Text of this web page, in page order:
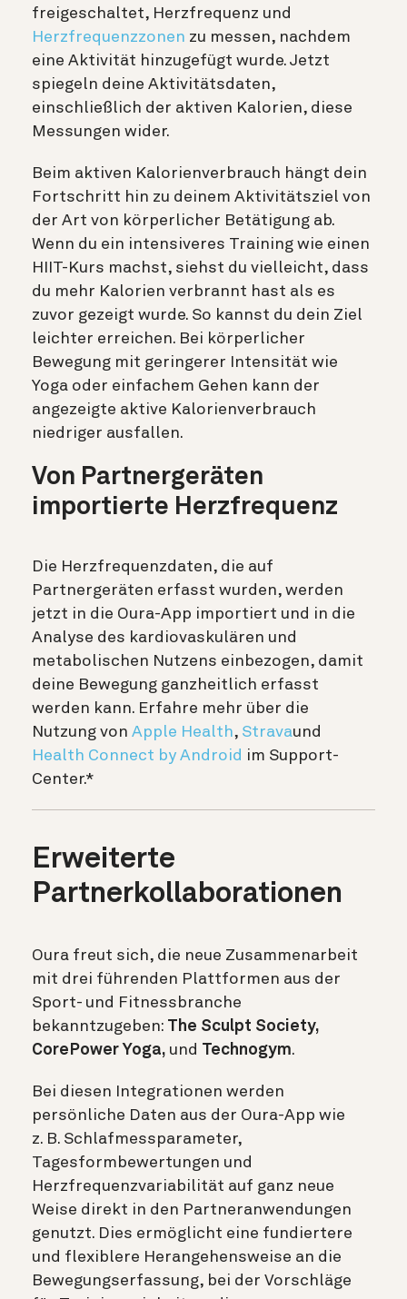
freigeschaltet, Herzfrequenz und
Herzfrequenzzonen zu messen, nachdem
eine Aktivität hinzugefügt wurde. Jetzt
spiegeln deine Aktivitätsdaten,
einschließlich der aktiven Kalorien, diese
Messungen wider.
Beim aktiven Kalorienverbrauch hängt dein
Fortschritt hin zu deinem Aktivitätsziel von
der Art von körperlicher Betätigung ab.
Wenn du ein intensiveres Training wie einen
HIIT-Kurs machst, siehst du vielleicht, dass
du mehr Kalorien verbrannt hast als es
zuvor gezeigt wurde. So kannst du dein Ziel
leichter erreichen. Bei körperlicher
Bewegung mit geringerer Intensität wie
Yoga oder einfachem Gehen kann der
angezeigte aktive Kalorienverbrauch
niedriger ausfallen.
Von Partnergeräten
importierte Herzfrequenz
Die Herzfrequenzdaten, die auf
Partnergeräten erfasst wurden, werden
jetzt in die Oura-App importiert und in die
Analyse des kardiovaskulären und
metabolischen Nutzens einbezogen, damit
deine Bewegung ganzheitlich erfasst
werden kann. Erfahre mehr über die
Nutzung von Apple Health, Stravaund
Health Connect by Android im Support-
Center.*
Erweiterte
Partnerkollaborationen
Oura freut sich, die neue Zusammenarbeit
mit drei führenden Plattformen aus der
Sport- und Fitnessbranche
bekanntzugeben: The Sculpt Society,
CorePower Yoga, und Technogym.
Bei diesen Integrationen werden
persönliche Daten aus der Oura-App wie
z. B. Schlafmessparameter,
Tagesformbewertungen und
Herzfrequenzvariabilität auf ganz neue
Weise direkt in den Partneranwendungen
genutzt. Dies ermöglicht eine fundiertere
und flexiblere Herangehensweise an die
Bewegungserfassung, bei der Vorschläge